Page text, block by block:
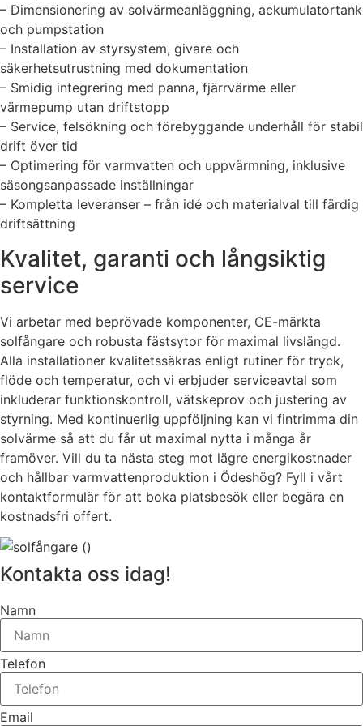
– Dimensionering av solvärmeanläggning, ackumulatortank
och pumpstation
– Installation av styrsystem, givare och
säkerhetsutrustning med dokumentation
– Smidig integrering med panna, fjärrvärme eller
värmepump utan driftstopp
– Service, felsökning och förebyggande underhåll för stabil
drift över tid
– Optimering för varmvatten och uppvärmning, inklusive
säsongsanpassade inställningar
– Kompletta leveranser – från idé och materialval till färdig
driftsättning
Kvalitet, garanti och långsiktig
service
Vi arbetar med beprövade komponenter, CE-märkta
solfångare och robusta fästsytor för maximal livslängd.
Alla installationer kvalitetssäkras enligt rutiner för tryck,
flöde och temperatur, och vi erbjuder serviceavtal som
inkluderar funktionskontroll, vätskeprov och justering av
styrning. Med kontinuerlig uppföljning kan vi fintrimma din
solvärme så att du får ut maximal nytta i många år
framöver. Vill du ta nästa steg mot lägre energikostnader
och hållbar varmvattenproduktion i Ödeshög? Fyll i vårt
kontaktformulär för att boka platsbesök eller begära en
kostnadsfri offert.
Kontakta oss idag!
Namn
Telefon
Email